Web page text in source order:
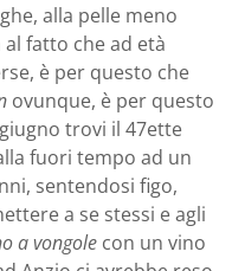
alla pelle meno
fatto che ad età
è per questo che
ovunque, è per questo
trovi il 47ette
fuori tempo ad un
sentendosi figo,
a se stessi e agli
a vongole con un vino